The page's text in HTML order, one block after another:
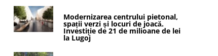
Modernizarea centrului pietonal,
spații verzi și locuri de joacă.
Investiție de 21 de milioane de lei
la Lugoj